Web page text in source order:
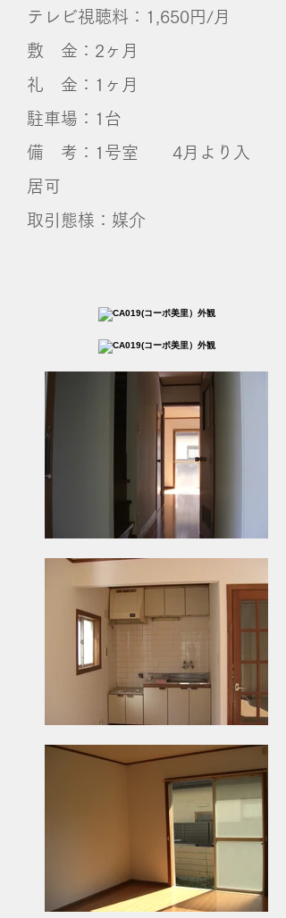
テレビ視聴料：1,650円/月
敷 金：2ヶ月
礼 金：1ヶ月
​駐車場：1台
備 考：1号室 4月より入
居可
取引態様：媒介